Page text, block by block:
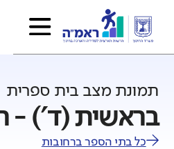
תמונת מצב בית ספרית
בראשית (ד') -
כל בתי הספר ברחובות